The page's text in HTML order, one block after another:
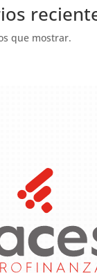
que mostrar.